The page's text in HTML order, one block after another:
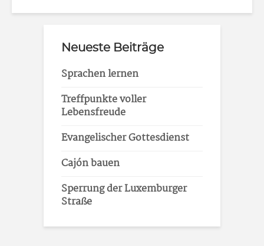
Neueste Beiträge
Sprachen lernen
Treffpunkte voller
Lebensfreude
Evangelischer Gottesdienst
Cajón bauen
Sperrung der Luxemburger
Straße